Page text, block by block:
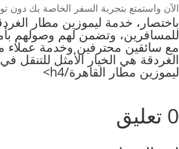
الآن واستمتع بتجربة السفر الخاصة بك دون
باختصار، خدمة ليموزين مطار
للمسافرين، وتضمن لهم وصولهم
مع سائقين محترفين وخدمة عملاء
الغردقة هي الخيار الأمثل للتنقل
ليموزين مطار القاهرة/h4>
0 تعليق